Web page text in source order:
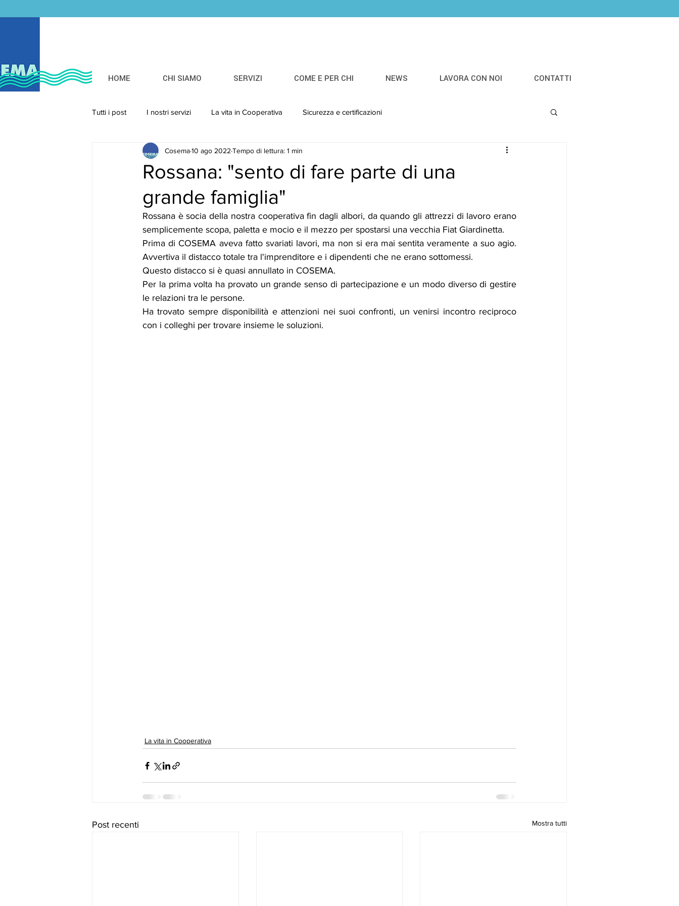
HOME CHI SIAMO SERVIZI COME E PER CHI NEWS LAVORA CON NOI CONTATTI
Tutti i post I nostri servizi La vita in Cooperativa Sicurezza e certificazioni
Rossana: "sento di fare parte di una
grande famiglia"
Cosema10 ago 2022 Tempo di lettura: 1 min
Rossana è socia della nostra cooperativa fin dagli albori, da quando gli attrezzi di lavoro erano
semplicemente scopa, paletta e mocio e il mezzo per spostarsi una vecchia Fiat Giardinetta.
Prima di COSEMA aveva fatto svariati lavori, ma non si era mai sentita veramente a suo agio.
Avvertiva il distacco totale tra l'imprenditore e i dipendenti che ne erano sottomessi.
Questo distacco si è quasi annullato in COSEMA.
Per la prima volta ha provato un grande senso di partecipazione e un modo diverso di gestire
le relazioni tra le persone.
Ha trovato sempre disponibilità e attenzioni nei suoi confronti, un venirsi incontro reciproco
con i colleghi per trovare insieme le soluzioni.
La vita in Cooperativa
Post recenti Mostra tutti